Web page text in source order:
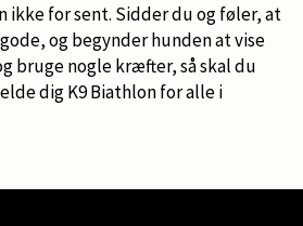
ikke for sent. Sidder du og føler, at
og begynder hunden at vise
bruge nogle kræfter, så skal du
dig K9 Biathlon for alle i